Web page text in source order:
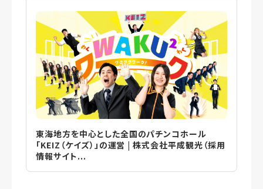
東海地方を中心とした全国のパチンコホール
「KEIZ（ケイズ）」の運営 | 株式会社平成観光（採用
情報サイト...